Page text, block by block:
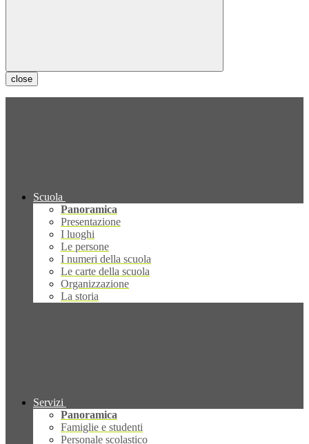
close
Scuola
Panoramica
Presentazione
I luoghi
Le persone
I numeri della scuola
Le carte della scuola
Organizzazione
La storia
Servizi
Panoramica
Famiglie e studenti
Personale scolastico